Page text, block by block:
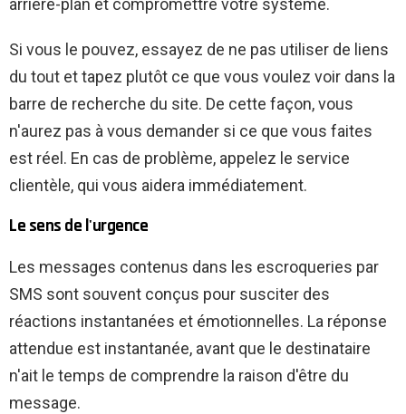
arrière-plan et compromettre votre système.
Si vous le pouvez, essayez de ne pas utiliser de liens
du tout et tapez plutôt ce que vous voulez voir dans la
barre de recherche du site. De cette façon, vous
n'aurez pas à vous demander si ce que vous faites
est réel. En cas de problème, appelez le service
clientèle, qui vous aidera immédiatement.
Le sens de l'urgence
Les messages contenus dans les escroqueries par
SMS sont souvent conçus pour susciter des
réactions instantanées et émotionnelles. La réponse
attendue est instantanée, avant que le destinataire
n'ait le temps de comprendre la raison d'être du
message.